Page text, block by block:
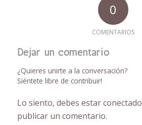
0
COMENTARIOS
Dejar un comentario
¿Quieres unirte a la conversación?
Siéntete libre de contribuir!
Lo siento, debes estarconectado
publicar un comentario.